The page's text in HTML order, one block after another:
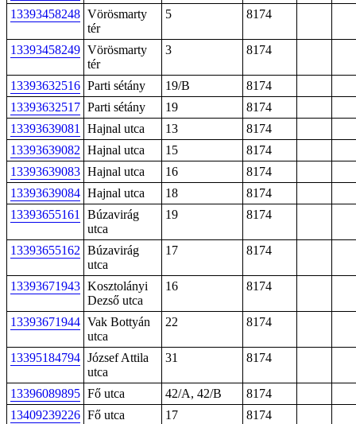
13393458248 Vörösmarty
tér
5 8174
13393458249 Vörösmarty
tér
3 8174
13393632516 Parti sétány 19/B
8174
13393632517 Parti sétány 19
8174
13393639081
Hajnal utca 13
8174
13393639082 Hajnal utca 15
8174
13393639083 Hajnal utca 16
8174
13393639084 Hajnal utca 18
8174
13393655161
Búzavirág
utca
19 8174
13393655162 Búzavirág
utca
17 8174
13393671943 Kosztolányi
Dezső utca
16 8174
13393671944 Vak Bottyán
utca
22 8174
13395184794 József Attila
utca
31 8174
13396089895 Fő utca 42/A, 42/B
8174
13409239226 Fő utca 17 8174